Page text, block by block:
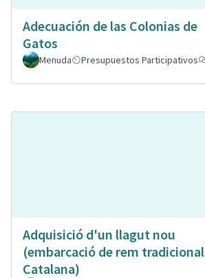
Adecuación de las Colonias de
Gatos
Menuda Presupuestos Participativos
Adquisició d'un llagut nou
(embarcació de rem tradicional
Catalana)